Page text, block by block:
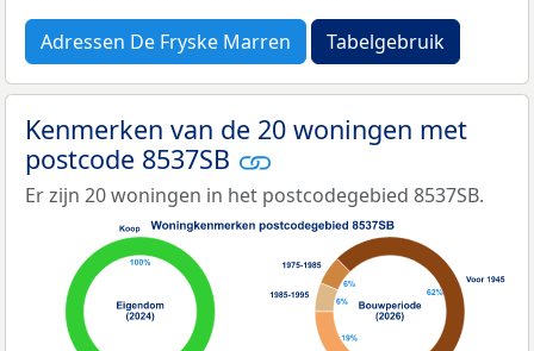
Adressen De Fryske Marren Tabelgebruik
Kenmerken van de 20 woningen met
postcode 8537SB
Er zijn 20 woningen in het postcodegebied 8537SB.